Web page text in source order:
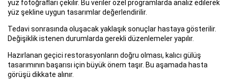
yüz fotoğrafları çekilir. Bu veriler özel programlarda analiz edilerek
yüz şekline uygun tasarımlar değerlendirilir.
Tedavi sonrasında oluşacak yaklaşık sonuçlar hastaya gösterilir.
Değişiklik istenen durumlarda gerekli düzenlemeler yapılır.
Hazırlanan geçici restorasyonların doğru olması, kalıcı gülüş
tasarımının başarısı için büyük önem taşır. Bu aşamada hasta
görüşü dikkate alınır.